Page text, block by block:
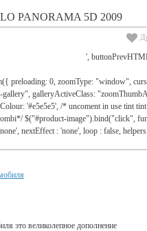
PANORAMA 5D 2009
',
preloading: 0, zoomType: "window",
galleryActiveClass:
'#e5e5e5', /* uncoment in use tint
$("#product-image").bind("click",
nextEffect : 'none', loop : false,
это великолепное дополнение